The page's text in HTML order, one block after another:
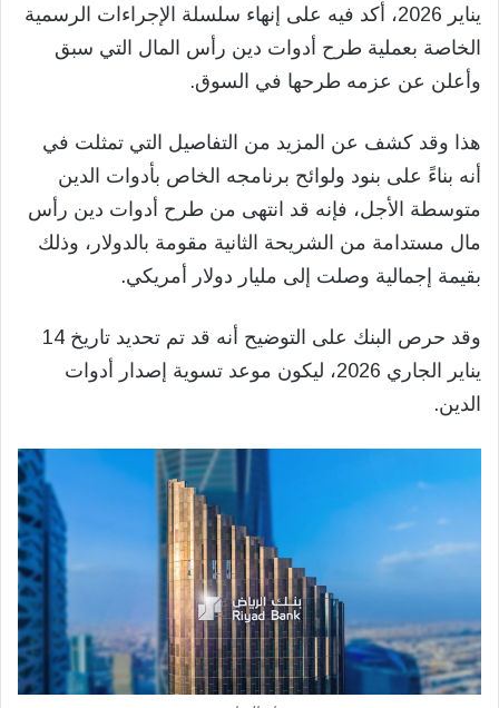
يناير 2026، أكد فيه على إنهاء سلسلة الإجراءات الرسمية
الخاصة بعملية طرح أدوات دين رأس المال التي سبق
وأعلن عن عزمه طرحها في السوق.
هذا وقد كشف عن المزيد من التفاصيل التي تمثلت في
أنه بناءً على بنود ولوائح برنامجه الخاص بأدوات الدين
متوسطة الأجل، فإنه قد انتهى من طرح أدوات دين رأس
مال مستدامة من الشريحة الثانية مقومة بالدولار، وذلك
بقيمة إجمالية وصلت إلى مليار دولار أمريكي.
وقد حرص البنك على التوضيح أنه قد تم تحديد تاريخ 14
يناير الجاري 2026، ليكون موعد تسوية إصدار أدوات
الدين.